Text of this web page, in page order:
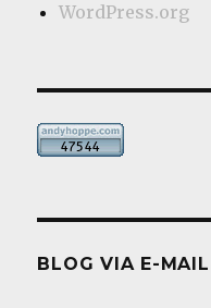
WordPress.org
BLOG VIA E-MAIL